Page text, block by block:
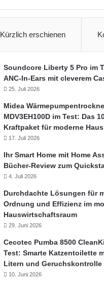
Kürzlich erschienen
Soundcore Liberty 5 Pro im
ANC-In-Ears mit cleverem
25. Juli 2026
Midea
MDV3EH100D im Test: Das
Kraftpaket für moderne
17. Juli 2026
Ihr Smart Home mit Home
Bücher-Review zum
4. Juli 2026
Durchdachte Lösungen für
Ordnung und Effizienz im
Hauswirtschaftsraum
29. Juni 2026
Cecotec Pumba 8500
Test: Smarte Katzentoilette
Litern und Geruchskontrolle
10. Juni 2026